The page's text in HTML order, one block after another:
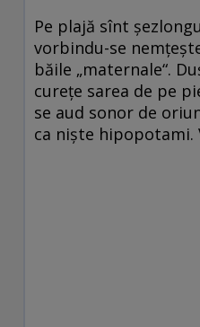
Pe plajă sînt
vorbindu-se
băile „maternale“.
cureţe sarea de pe
se aud sonor de
ca nişte hipopotami.